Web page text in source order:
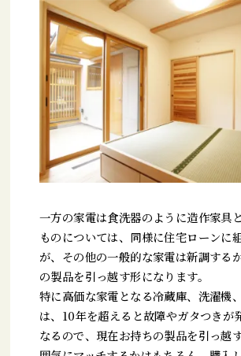
一方の家電は食洗器のように造作家具
ものについては、同様に住宅ローンに
が、その他の一般的な家電は新調する
の製品を引っ越す形になります。
特に高価な家電となる冷蔵庫、洗濯機
は、10年を超えると故障やガタつきが
なるので、現在お持ちの製品を引っ越